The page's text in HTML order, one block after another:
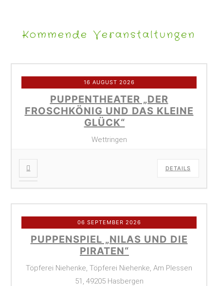
Kommende Veranstaltungen
16 AUGUST 2026
PUPPENTHEATER „DER
FROSCHKÖNIG UND DAS KLEINE
GLÜCK“
Wettringen
DETAILS
06 SEPTEMBER 2026
PUPPENSPIEL „NILAS UND DIE
PIRATEN“
Töpferei Niehenke, Töpferei Niehenke, Am Plessen
51, 49205 Hasbergen